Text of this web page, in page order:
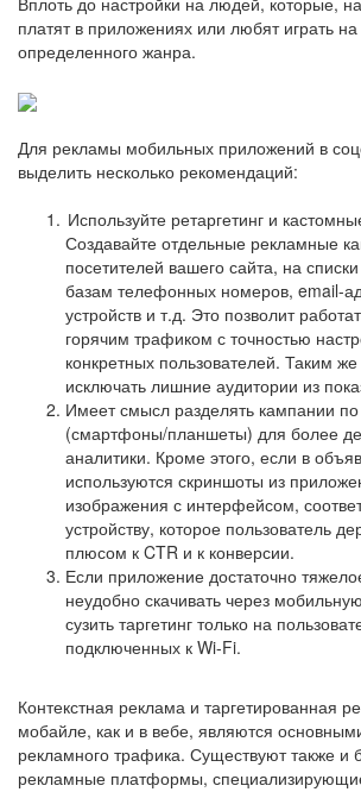
платят в приложениях или любят играть
определенного жанра.
Для рекламы мобильных приложений в
выделить несколько рекомендаций:
Используйте ретаргетинг и
Создавайте отдельные рекламные
посетителей вашего сайта, на
базам телефонных номеров, email-
устройств и т.д. Это позволит
горячим трафиком с точностью
конкретных пользователей. Таким
исключать лишние аудитории из
Имеет смысл разделять кампании по
(смартфоны/планшеты) для более
аналитики. Кроме этого, если в
используются скриншоты из
изображения с интерфейсом,
устройству, которое пользователь
плюсом к CTR и к конверсии.
Если приложение достаточно
неудобно скачивать через
сузить таргетинг только на
подключенных к Wi-Fi.
Контекстная реклама и таргетированная
мобайле, как и в вебе, являются
рекламного трафика. Существуют также и
рекламные платформы,